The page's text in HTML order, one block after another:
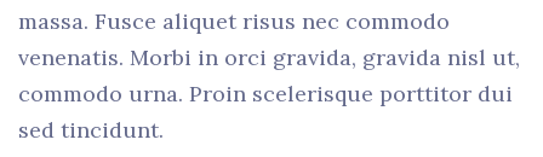
massa. Fusce aliquet risus nec commodo
venenatis. Morbi in orci gravida, gravida nisl ut,
commodo urna. Proin scelerisque porttitor dui
sed tincidunt.